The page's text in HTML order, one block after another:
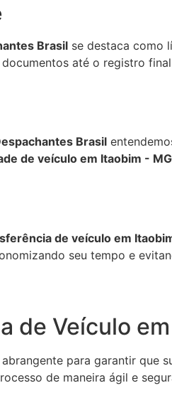
Brasil se destaca como
até o registro
Brasil
de veículo em Itaobim - MG
de veículo em
seu tempo e
de Veículo
para garantir que
de maneira ágil e